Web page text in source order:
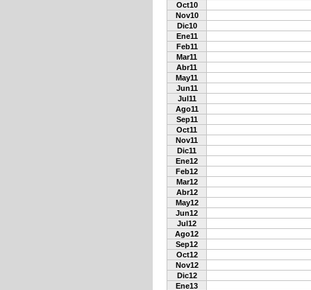
Oct10
Nov10
Dic10
Ene11
Feb11
Mar11
Abr11
May11
Jun11
Jul11
Ago11
Sep11
Oct11
Nov11
Dic11
Ene12
Feb12
Mar12
Abr12
May12
Jun12
Jul12
Ago12
Sep12
Oct12
Nov12
Dic12
Ene13